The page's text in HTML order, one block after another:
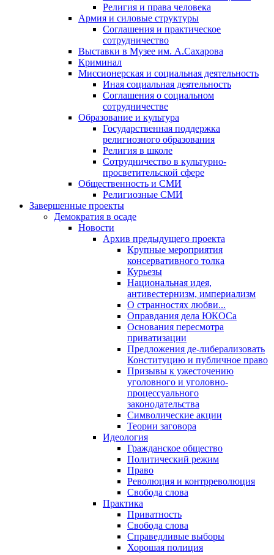
Религия и права человека
Армия и силовые структуры
Соглашения и практическое
сотрудничество
Выставки в Музее им. А.Сахарова
Криминал
Миссионерская и социальная деятельность
Иная социальная деятельность
Соглашения о социальном
сотрудничестве
Образование и культура
Государственная поддержка
религиозного образования
Религия в школе
Сотрудничество в культурно-
просветительской сфере
Общественность и СМИ
Религиозные СМИ
Завершенные проекты
Демократия в осаде
Новости
Архив предыдущего проекта
Крупные мероприятия
консервативного толка
Курьезы
Национальная идея,
антивестернизм, империализм
О странностях любви...
Оправдания дела ЮКОСа
Основания пересмотра
приватизации
Предложения де-либерализовать
Конституцию и публичное право
Призывы к ужесточению
уголовного и уголовно-
процессуального
законодательства
Символические акции
Теории заговора
Идеология
Гражданское общество
Политический режим
Право
Революция и контрреволюция
Свобода слова
Практика
Приватность
Свобода слова
Справедливые выборы
Хорошая полиция